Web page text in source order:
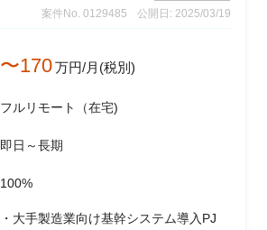
案件No. 0129485
公開日: 2025/03/19
〜170万円/月(税別)
フルリモート（在宅)
即日～長期
100%
・大手製造業向け基幹システム導入PJ